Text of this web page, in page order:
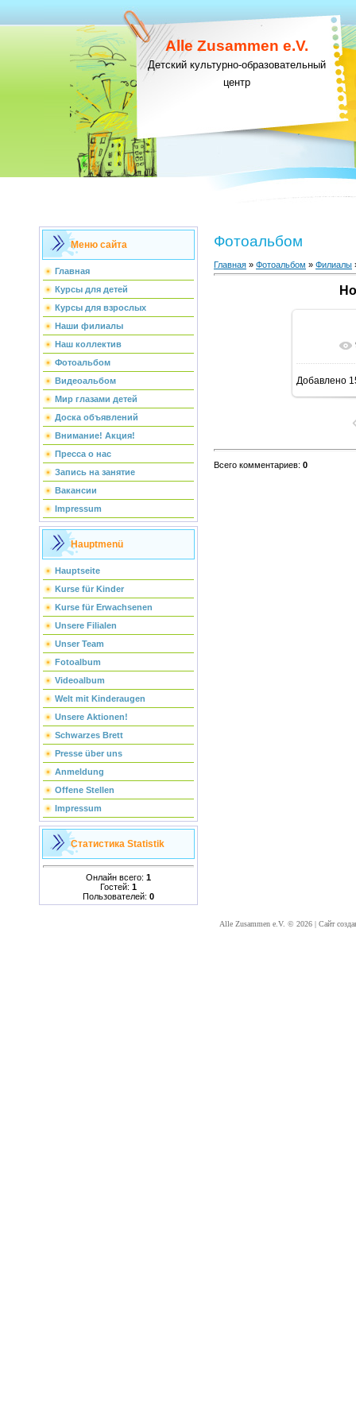
Alle Zusammen e.V.
Детский культурно-образовательный
центр
Меню сайта
Главная
Курсы для детей
Курсы для взрослых
Наши филиалы
Наш коллектив
Фотоальбом
Видеоальбом
Мир глазами детей
Доска объявлений
Внимание! Акция!
Пресса о нас
Запись на занятие
Вакансии
Impressum
Hauptmenü
Hauptseite
Kurse für Kinder
Kurse für Erwachsenen
Unsere Filialen
Unser Team
Fotoalbum
Videoalbum
Welt mit Kinderaugen
Unsere Aktionen!
Schwarzes Brett
Presse über uns
Anmeldung
Offene Stellen
Impressum
Статистика Statistik
Онлайн всего: 1
Гостей: 1
Пользователей: 0
Фотоальбом
Главная » Фотоальбом » Филиалы
В
Добавлено
Всего комментариев: 0
Alle Zusammen e.V. © 2026 | Сайт